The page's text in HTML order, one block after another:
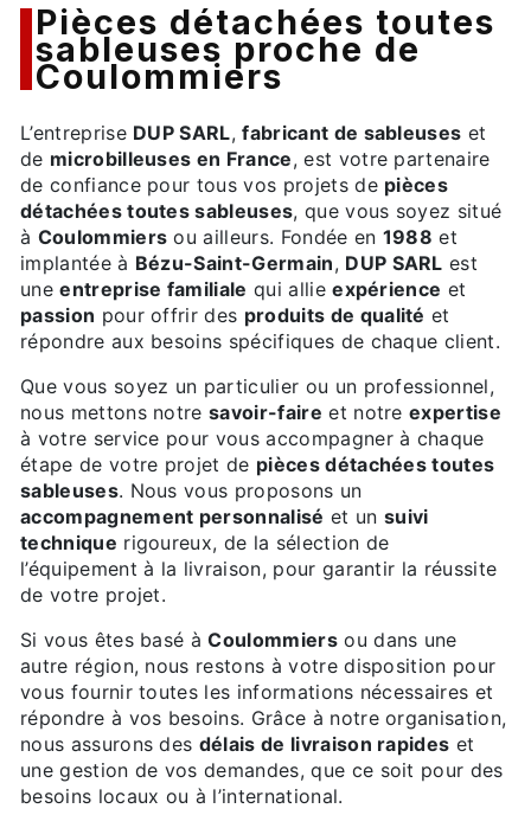
pièces détachées toutes
sableuses proche de
Coulommiers
L’entreprise DUP SARL,fabricant de sableuses et
de microbilleuses en France, est votre partenaire
de confiance pour tous vos projets de pièces
détachées toutes sableuses, que vous soyez situé
à Coulommiers ou ailleurs. Fondée en 1988 et
implantée à Bézu-Saint-Germain, DUP SARL est
uneentreprise familiale qui allieexpérience et
passion pour offrir des produits de qualité et
répondre aux besoins spécifiques de chaque client.
Que vous soyez un particulier ou un professionnel,
nous mettons notresavoir-faire et notreexpertise
à votre service pour vous accompagner à chaque
étape de votre projet de pièces détachées toutes
sableuses. Nous vous proposons un
accompagnement personnalisé et un suivi
technique rigoureux, de la sélection de
l’équipement à la livraison, pour garantir la réussite
de votre projet.
Si vous êtes basé àCoulommiersou dans une
autre région, nous restons à votre disposition pour
vous fournir toutes les informations nécessaires et
répondre à vos besoins. Grâce à notre organisation,
nous assurons des délais de livraison rapides et
une gestion de vos demandes, que ce soit pour des
besoins locaux ou à l’international.